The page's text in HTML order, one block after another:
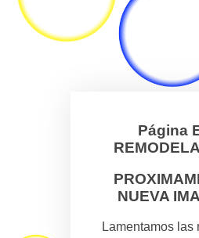
Página
NUEVA
Lamentamos las